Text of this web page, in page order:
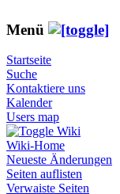
Menü
Startseite
Suche
Kontaktiere uns
Kalender
Users map
Wiki
Wiki-Home
Neueste Änderungen
Seiten auflisten
Verwaiste Seiten